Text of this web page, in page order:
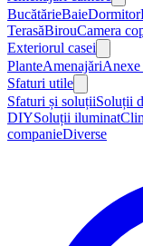
BucătărieBaieDormitor
TerasăBirouCamera
Exteriorul casei
PlanteAmenajăriAnexe
Sfaturi utile
Sfaturi și soluțiiSoluții
DIYSoluții iluminat
companieDiverse